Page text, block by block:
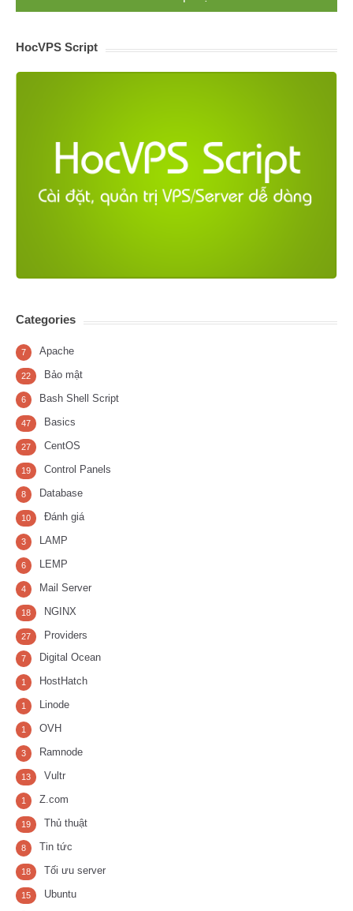
HocVPS Script
Categories
Apache
7
Bảo mật
22
Bash Shell Script
6
Basics
47
CentOS
27
Control Panels
19
Database
8
Đánh giá
10
LAMP
3
LEMP
6
Mail Server
4
NGINX
18
Providers
27
Digital Ocean
7
HostHatch
1
Linode
1
OVH
1
Ramnode
3
Vultr
13
Z.com
1
Thủ thuật
19
Tin tức
8
Tối ưu server
18
Ubuntu
15